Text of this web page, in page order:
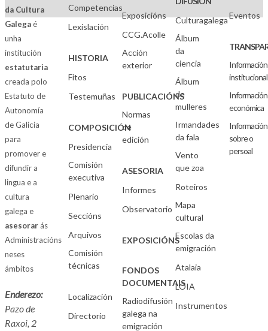
da Cultura
Galegaé
unha
institución
estatutaria
creada polo
Estatuto de
Autonomía
de Galicia
para
promover e
difundir a
lingua e a
cultura
galega e
asesorarás
Administracións
neses
ámbitos
Enderezo:
Pazo de
Raxoi, 2
Competencias
Lexislación
HISTORIA
Fitos
Testemuñas
COMPOSICIÓN
Presidencia
Comisión
executiva
Plenario
Seccións
Arquivos
Comisión
técnicas
Localización
Directorio
Exposicións
CCG.Acolle
Acción
exterior
PUBLICACIÓNS
Normas
de
edición
ASESORIA
Informes
Observatorio
EXPOSICIÓNS
FONDOS
DOCUMENTAIS
Radiodifusión
galega na
emigración
Culturagalega
Álbum
da
ciencia
Álbum
de
mulleres
Irmandades
da fala
Vento
que zoa
Roteiros
Mapa
cultural
Escolas da
emigración
Atalaia
LOIA
Instrumentos
Eventos
Información
institucional
Información
económica
Información
sobre o
persoal